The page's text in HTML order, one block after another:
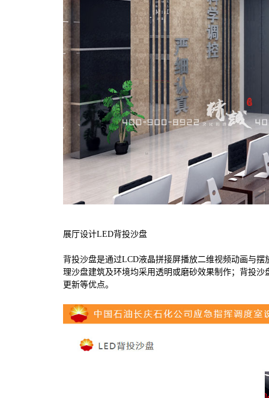
展厅设计LED背投沙盘
背投沙盘是通过LCD液晶拼接屏播放二维视频动画与
理沙盘建筑及环境均采用透明或磨砂效果制作；背投
更新等优点。